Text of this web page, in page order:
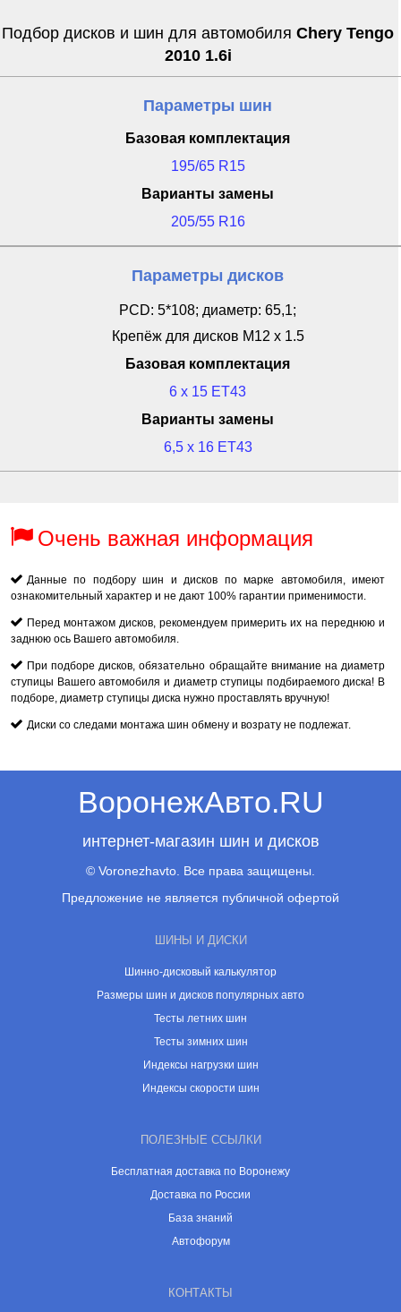
Подбор дисков и шин для автомобиля Chery Tengo
2010 1.6i
Параметры шин
Базовая комплектация
195/65 R15
Варианты замены
205/55 R16
Параметры дисков
PCD: 5*108; диаметр: 65,1;
Крепёж для дисков M12 x 1.5
Базовая комплектация
6 x 15 ET43
Варианты замены
6,5 x 16 ET43
Очень важная информация
Данные по подбору шин и дисков по марке автомобиля, имеют
ознакомительный характер и не дают 100% гарантии применимости.
Перед монтажом дисков, рекомендуем примерить их на переднюю и
заднюю ось Вашего автомобиля.
При подборе дисков, обязательно обращайте внимание на диаметр
ступицы Вашего автомобиля и диаметр ступицы подбираемого диска! В
подборе, диаметр ступицы диска нужно проставлять вручную!
Диски со следами монтажа шин обмену и возрату не подлежат.
ВоронежАвто.RU
интернет-магазин шин и дисков
© Voronezhavto. Все права защищены.
Предложение не является публичной офертой
ШИНЫ И ДИСКИ
Шинно-дисковый калькулятор
Размеры шин и дисков популярных авто
Тесты летних шин
Тесты зимних шин
Индексы нагрузки шин
Индексы скорости шин
ПОЛЕЗНЫЕ ССЫЛКИ
Бесплатная доставка по Воронежу
Доставка по России
База знаний
Автофорум
КОНТАКТЫ